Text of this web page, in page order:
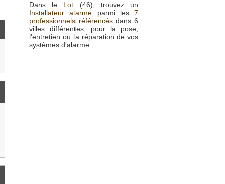
Dans le Lot (46), trouvez un
Installateur alarme parmi les 7
professionnels référencés dans 6
villes différentes, pour la pose,
l'entretien ou la réparation de vos
systèmes d'alarme.